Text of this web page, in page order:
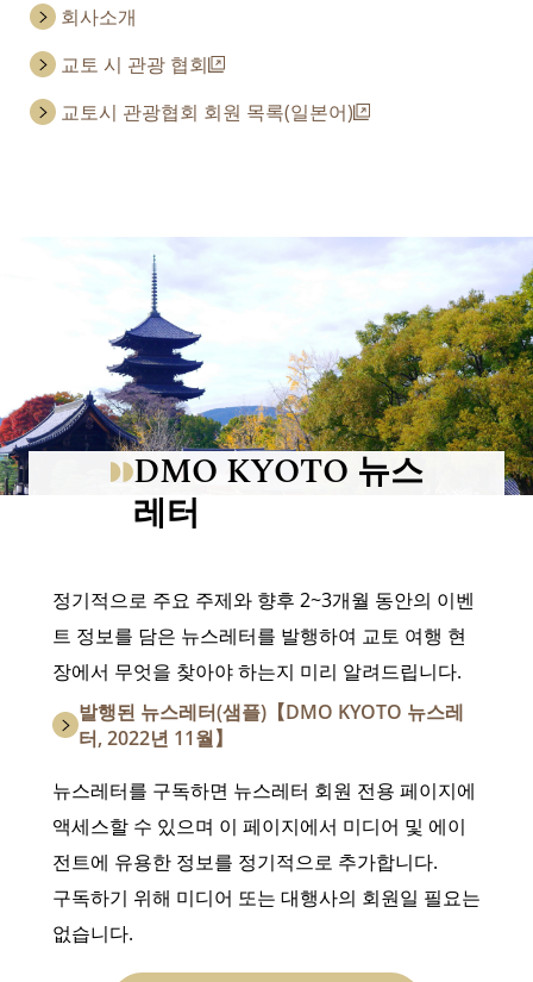
회사소개
교토 시 관광 협회
교토시 관광협회 회원 목록(일본어)
DMO KYOTO 뉴스
레터
정기적으로 주요 주제와 향후 2~3개월 동안의 이벤
트 정보를 담은 뉴스레터를 발행하여 교토 여행 현
장에서 무엇을 찾아야 하는지 미리 알려드립니다.
발행된 뉴스레터(샘플)【DMO KYOTO 뉴스레
터, 2022년 11월】
뉴스레터를 구독하면 뉴스레터 회원 전용 페이지에
액세스할 수 있으며 이 페이지에서 미디어 및 에이
전트에 유용한 정보를 정기적으로 추가합니다.
구독하기 위해 미디어 또는 대행사의 회원일 필요는
없습니다.